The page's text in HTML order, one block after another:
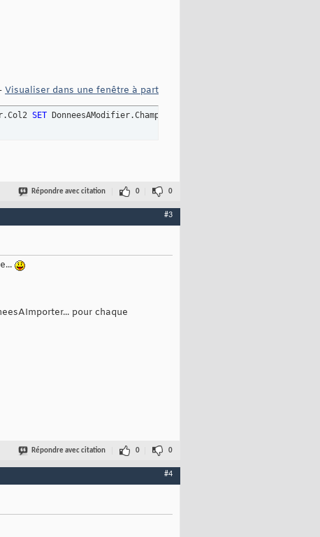
- Visualiser dans une fenêtre à part
SET DonneesAModifier.Champ5 = DonneesAImporter.Numero
Répondre avec citation 0 0
#3
pour chaque
Répondre avec citation 0 0
#4